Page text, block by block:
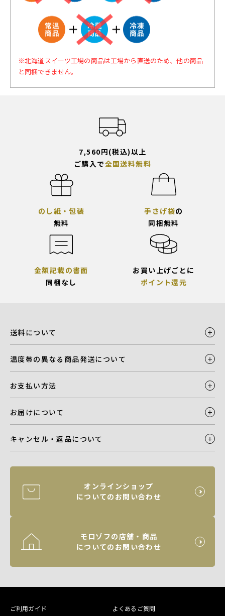
※北海道スイーツ工場の商品は工場から直送のため、他の商品
と同梱できません。
7,560円(税込)以上
ご購入で全国送料無料
のし紙・包装
無料
手さげ袋の
同梱無料
金額記載の書面
同梱なし
お買い上げごとに
ポイント還元
送料について
温度帯の異なる商品発送について
お支払い方法
お届けについて
キャンセル・返品について
オンラインショップ
についてのお問い合わせ
モロゾフの店舗・商品
についてのお問い合わせ
ご利用ガイド
よくあるご質問